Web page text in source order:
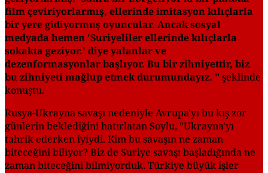
film çeviriyorlarmış, ellerinde imitasyon kılıçlarla
bir yere gidiyormuş oyuncular. Ancak sosyal
medyada hemen 'Suriyeliler ellerinde kılıçlarla
sokakta geziyor.' diye yalanlar ve
dezenformasyonlar başlıyor. Bu bir zihniyettir, biz
bu zihniyeti mağlup etmek durumundayız. " şeklinde
konuştu.
Rusya-Ukrayna savaşı nedeniyle Avrupa'yı bu kış zor
günlerin beklediğini hatırlatan Soylu, "Ukrayna'yı
tahrik ederken iyiydi. Kim bu savaşın ne zaman
biteceğini biliyor? Biz de Suriye savaşı başladığında ne
zaman biteceğini bilmiyorduk. Türkiye büyük işler